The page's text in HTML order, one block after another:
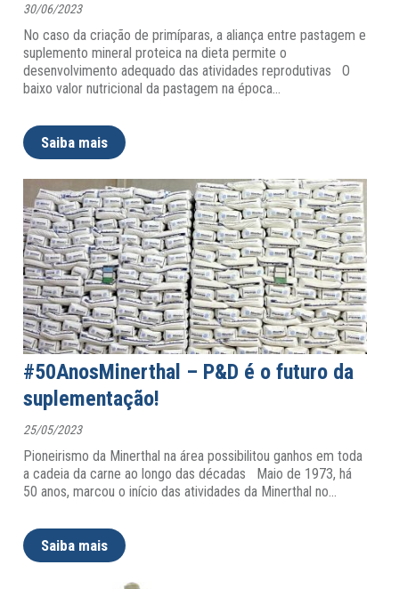
30/06/2023
No caso da criação de primíparas, a aliança entre pastagem e
suplemento mineral proteica na dieta permite o
desenvolvimento adequado das atividades reprodutivas O
baixo valor nutricional da pastagem na época
Saiba mais
#50AnosMinerthal – P&D é o futuro da
suplementação!
25/05/2023
Pioneirismo da Minerthal na área possibilitou ganhos em toda
a cadeia da carne ao longo das décadas Maio de 1973, há
50 anos, marcou o início das atividades da Minerthal no…
Saiba mais